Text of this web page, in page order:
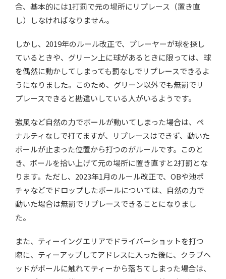
合、基本的には1打罰で元の場所にリプレース（置き直
し）しなければなりません。
しかし、2019年のルール改正で、プレーヤーが球を探し
ているときや、グリーン上に球があるときに限っては、球
を偶然に動かしてしまっても罰なしでリプレースできるよ
うになりました。このため、グリーン以外でも無罰でリ
プレースできると勘違いしている人がいるようです。
強風など自然の力でボールが動いてしまった場合は、ペ
ナルティなしで打てますが、リプレースはできず、動いた
ボールが止まった位置から打つのがルールです。このと
き、ボールを拾い上げて元の場所に置き直すと2打罰とな
ります。ただし、2023年1月のルール改正で、OBや池ポ
チャなどでドロップしたボールについては、自然の力で
動いた場合は無罰でリプレースできることになりまし
た。
また、ティーイングエリアでドライバーショットを打つ
際に、ティーアップしてアドレスに入った後に、クラブヘ
ッドがボールに触れてティーから落ちてしまった場合は、